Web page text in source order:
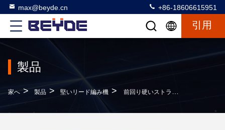
max@beyde.cn +86-18606615951
引用
製品
家へ > 製品 > 堅いリード編み機 > 前回り硬いストランディングマシン 最大線形速度80m/min